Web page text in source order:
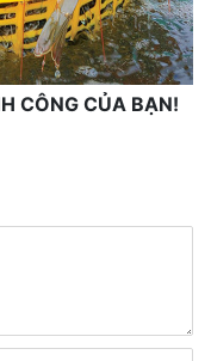
CÔNG CỦA BẠN!